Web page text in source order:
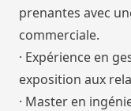
prenantes avec
commerciale.
· Expérience en
exposition aux
· Master en